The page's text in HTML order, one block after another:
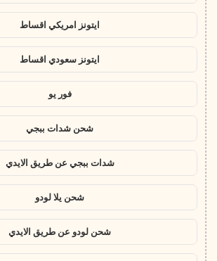
ايتونز امريكي اقساط
ايتونز سعودي اقساط
فور يو
شحن شدات ببجي
شدات ببجي عن طريق الايدي
شحن يلا لودو
شحن لودو عن طريق الايدي